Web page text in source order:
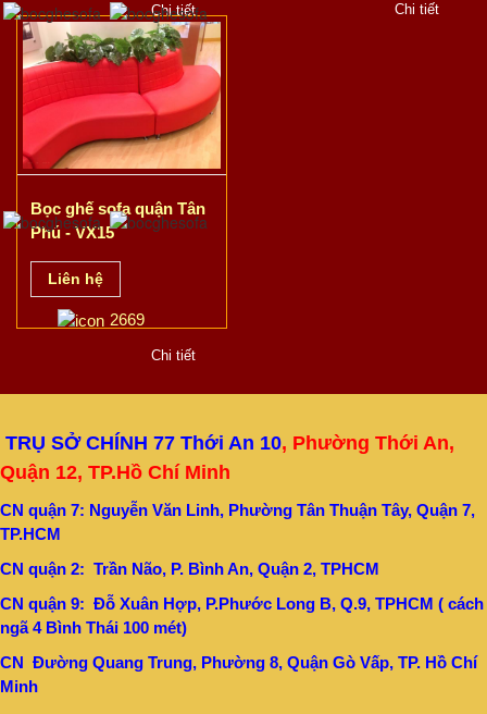
Chi tiết Chi tiết
Bọc ghế sofa quận Tân
Phú - VX15
Liên hệ
2669
Chi tiết
TRỤ SỞ CHÍNH 77 Thới An 10, Phường Thới An,
Quận 12, TP.Hồ Chí Minh
CN quận 7: Nguyễn Văn Linh, Phường Tân Thuận Tây, Quận 7,
TP.HCM
CN quận 2: Trần Não, P. Bình An, Quận 2, TPHCM
CN quận 9: Đỗ Xuân Hợp, P.Phước Long B, Q.9, TPHCM ( cách
ngã 4 Bình Thái 100 mét)
CN Đường Quang Trung, Phường 8, Quận Gò Vấp, TP. Hồ Chí
Minh